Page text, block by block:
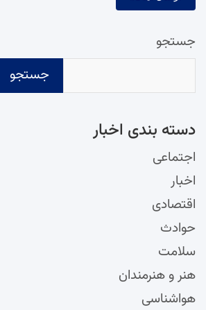
جستجو
جستجو
دسته‌ بندی اخبار
اجتماعی
اخبار
اقتصادی
حوادث
سلامت
هنر و هنرمندان
هواشناسی